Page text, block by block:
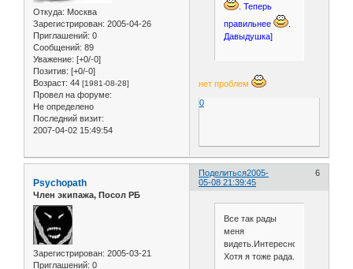
Откуда: Москва
Зарегистрирован: 2005-04-26
Приглашений: 0
Сообщений: 89
Уважение: [+0/-0]
Позитив: [+0/-0]
Возраст: 44 [1981-08-28]
Провел на форуме:
Не определено
Последний визит:
2007-04-02 15:49:54
. Теперь
правильнее
.
Давыдушка]
нет проблем
0
Поделиться 6
2005-
05-08 21:39:45
Psychopath
Член экипажа, Посол РБ
Зарегистрирован: 2005-03-21
Приглашений: 0
Все так рады
меня
видеть.Интересно,почему?
Хотя я тоже рада.